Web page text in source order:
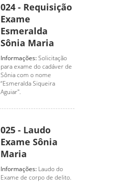
024 - Requisição
Exame
Esmeralda
Sônia Maria
Informações:Solicitação
para exame do cadáver de
Sônia com o nome
“Esmeralda Siqueira
Aguiar".
025 - Laudo
Exame Sônia
Maria
Informações: Laudo do
Exame de corpo de delito.